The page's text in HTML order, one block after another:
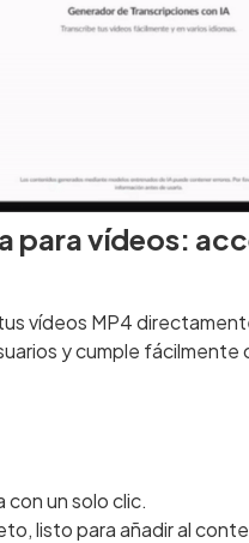
para vídeos:
vídeos MP4
y cumple fácilmente
un solo clic.
listo para añadir al